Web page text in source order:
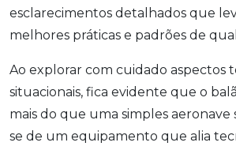
esclarecimentos detalhados que
melhores práticas e padrões de
Ao explorar com cuidado aspectos
situacionais, fica evidente que o
mais do que uma simples aeronave
se de um equipamento que alia